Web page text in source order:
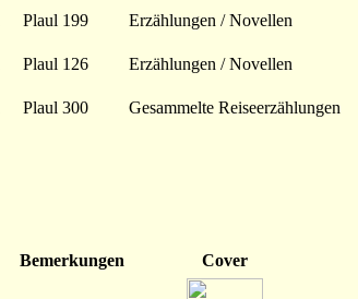
Plaul 199
Erzählungen / Novellen
Plaul 126
Erzählungen / Novellen
Plaul 300 Gesammelte Reiseerzählungen
Bemerkungen Cover